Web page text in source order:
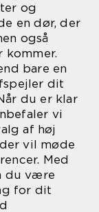
og
en dør, der
også
kommer.
bare en
dit
du er klar
vi
af høj
vil møde
Med
du være
for dit